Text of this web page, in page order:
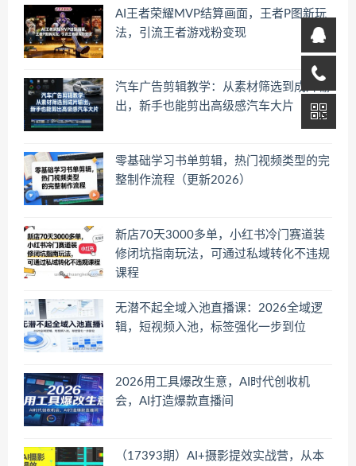
AI王者荣耀MVP结算画面，王者P图新玩
法，引流王者游戏粉变现
汽车广告剪辑教学：从素材筛选到成片输
出，新手也能剪出高级感汽车大片
零基础学习书单剪辑，热门视频类型的完
整制作流程（更新2026）
新店70天3000多单，小红书冷门赛道装
修闭坑指南玩法，可通过私域转化不违规
课程
无潜不起全域入池直播课：2026全域逻
辑，短视频入池，标签强化一步到位
2026用工具爆改生意，AI时代创收机
会，AI打造爆款直播间
（17393期）AI+摄影提效实战营，从本